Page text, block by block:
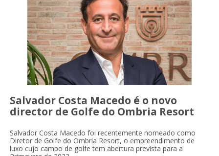
Salvador Costa Macedo é o novo
director de Golfe do Ombria Resort
Salvador Costa Macedo foi recentemente nomeado como
Diretor de Golfe do Ombria Resort, o empreendimento de
luxo cujo campo de golfe tem abertura prevista para a